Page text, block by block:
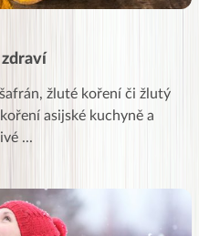
žluté koření či žlutý
asijské kuchyně a
...